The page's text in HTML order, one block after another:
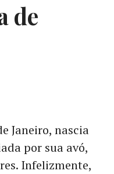
de
Janeiro, nascia
por sua avó,
Infelizmente,